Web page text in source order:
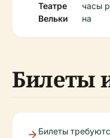
Театре
Вельки
часы
на
Билеты
Билеты